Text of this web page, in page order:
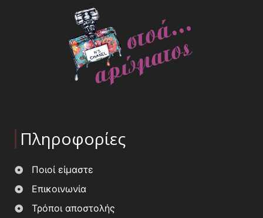
Πληροφορίες
Ποιοί είμαστε
Επικοινωνία
Τρόποι αποστολής